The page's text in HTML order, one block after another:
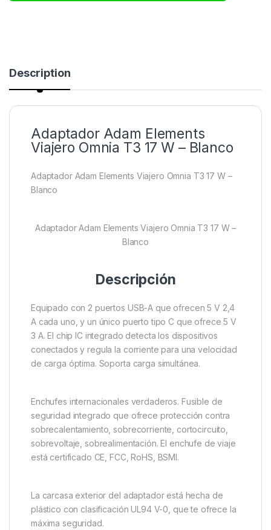
Description
Adaptador Adam Elements
Viajero Omnia T3 17 W – Blanco
Adaptador Adam Elements Viajero Omnia T3 17 W –
Blanco
Adaptador Adam Elements Viajero Omnia T3 17 W –
Blanco
Descripción
Equipado con 2 puertos USB-A que ofrecen 5 V 2,4
A cada uno, y un único puerto tipo C que ofrece 5 V
3 A. El chip IC integrado detecta los dispositivos
conectados y regula la corriente para una velocidad
de carga óptima. Soporta carga simultánea.
Enchufes internacionales verdaderos. Fusible de
seguridad integrado que ofrece protección contra
sobrecalentamiento, sobrecorriente, cortocircuito,
sobrevoltaje, sobrealimentación. El enchufe de viaje
está certificado CE, FCC, RoHS, BSMI.
La carcasa exterior del adaptador está hecha de
plástico con clasificación UL94 V-0, que te ofrece la
máxima seguridad.